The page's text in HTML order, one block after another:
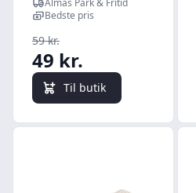
stk.
Almas Park & Fritid
Bedste pris
59 kr.
49 kr.
Til butik